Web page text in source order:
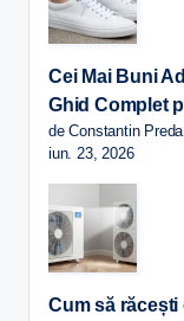
Cei Mai Buni
Ghid Complet
de Constantin Preda
iun. 23, 2026
Cum să răcești